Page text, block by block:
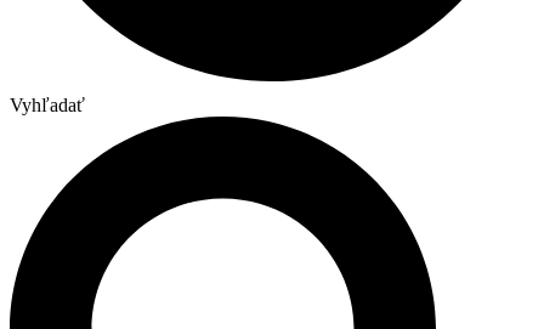
Vyhľadať